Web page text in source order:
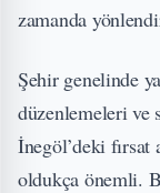
zamanda
Şehir genelinde
düzenlemeleri ve
İnegöl’deki fırsat
oldukça önemli.